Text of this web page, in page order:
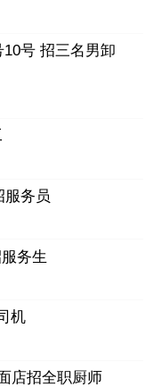
号 招三名男卸
服务员
务生
机
店招全职厨师